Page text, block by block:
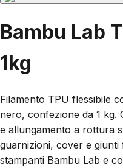
Bambu Lab
1kg
Filamento TPU flessibile
nero, confezione da 1 kg.
e allungamento a rottura
guarnizioni, cover e giunti
stampanti Bambu Lab e